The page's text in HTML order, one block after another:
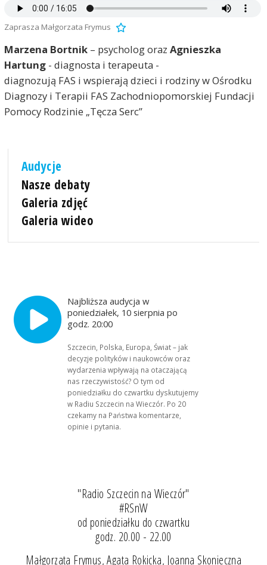
Zaprasza Małgorzata Frymus
Marzena Bortnik– psycholog oraz Agnieszka
Hartung- diagnosta i terapeuta -
diagnozują FAS i wspierają dzieci i rodziny w Ośrodku
Diagnozy i Terapii FAS Zachodniopomorskiej Fundacji
Pomocy Rodzinie „Tęcza Serc”
Audycje
Nasze debaty
Galeria zdjęć
Galeria wideo
Najbliższa audycja w
poniedziałek, 10 sierpnia po
godz. 20:00
Szczecin, Polska, Europa, Świat – jak
decyzje polityków i naukowców oraz
wydarzenia wpływają na otaczającą
nas rzeczywistość? O tym od
poniedziałku do czwartku dyskutujemy
w Radiu Szczecin na Wieczór. Po 20
czekamy na Państwa komentarze,
opinie i pytania.
"Radio Szczecin na Wieczór"
#RSnW
od poniedziałku do czwartku
godz. 20.00 - 22.00
Małgorzata Frymus, Agata Rokicka, Joanna Skonieczna